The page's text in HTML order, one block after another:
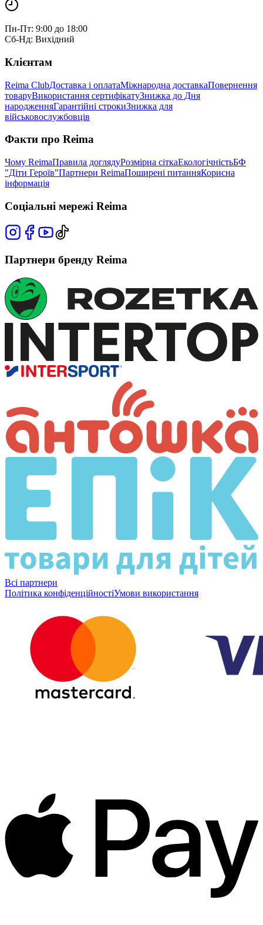
Пн-Пт: 9:00 до 18:00
Сб-Нд: Вихідний
Клієнтам
Reima ClubДоставка і оплатаМіжнародна доставкаПовернення
товаруВикористання сертифікатуЗнижка до Дня
народженняГарантійні строкиЗнижка для
військовослужбовців
Факти про Reima
Чому ReimaПравила доглядуРозмірна сіткаЕкологічністьБФ
"Діти Героїв"Партнери ReimaПоширені питанняКорисна
інформація
Соціальні мережі Reima
Партнери бренду Reima
Всі партнери
Політика конфіденційностіУмови використання